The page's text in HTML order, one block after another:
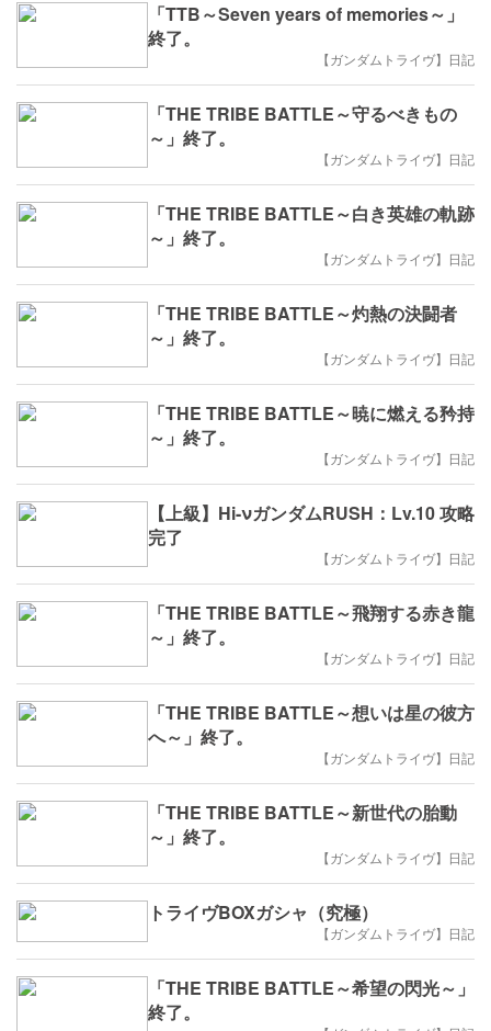
「TTB～Seven years of memories～」
終了。
【ガンダムトライヴ】日記
「THE TRIBE BATTLE～守るべきもの
～」終了。
【ガンダムトライヴ】日記
「THE TRIBE BATTLE～白き英雄の軌跡
～」終了。
【ガンダムトライヴ】日記
「THE TRIBE BATTLE～灼熱の決闘者
～」終了。
【ガンダムトライヴ】日記
「THE TRIBE BATTLE～暁に燃える矜持
～」終了。
【ガンダムトライヴ】日記
【上級】Hi-νガンダムRUSH：Lv.10 攻略
完了
【ガンダムトライヴ】日記
「THE TRIBE BATTLE～飛翔する赤き龍
～」終了。
【ガンダムトライヴ】日記
「THE TRIBE BATTLE～想いは星の彼方
へ～」終了。
【ガンダムトライヴ】日記
「THE TRIBE BATTLE～新世代の胎動
～」終了。
【ガンダムトライヴ】日記
トライヴBOXガシャ（究極）
【ガンダムトライヴ】日記
「THE TRIBE BATTLE～希望の閃光～」
終了。